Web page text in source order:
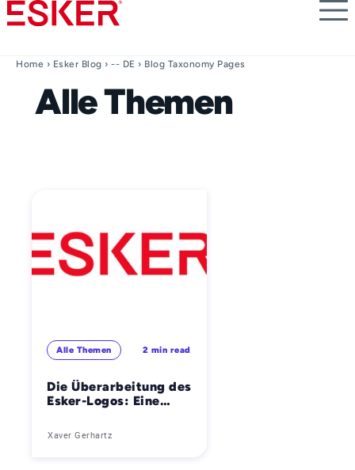
Skip
to
content
Home › Esker Blog › -- DE › Blog Taxonomy Pages
Alle Themen
Alle Themen
Die Überarbeitung des
Esker-Logos: Eine
keine Revolution
Xaver Gerhartz
2 min read